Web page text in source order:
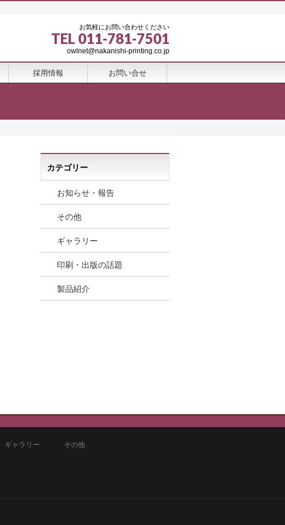
お気軽にお問い合わせください
TEL 011-781-7501
owlnet@nakanishi-printing.co.jp
採用情報 お問い合せ
カテゴリー
お知らせ・報告
その他
ギャラリー
印刷・出版の話題
製品紹介
ギャラリー その他